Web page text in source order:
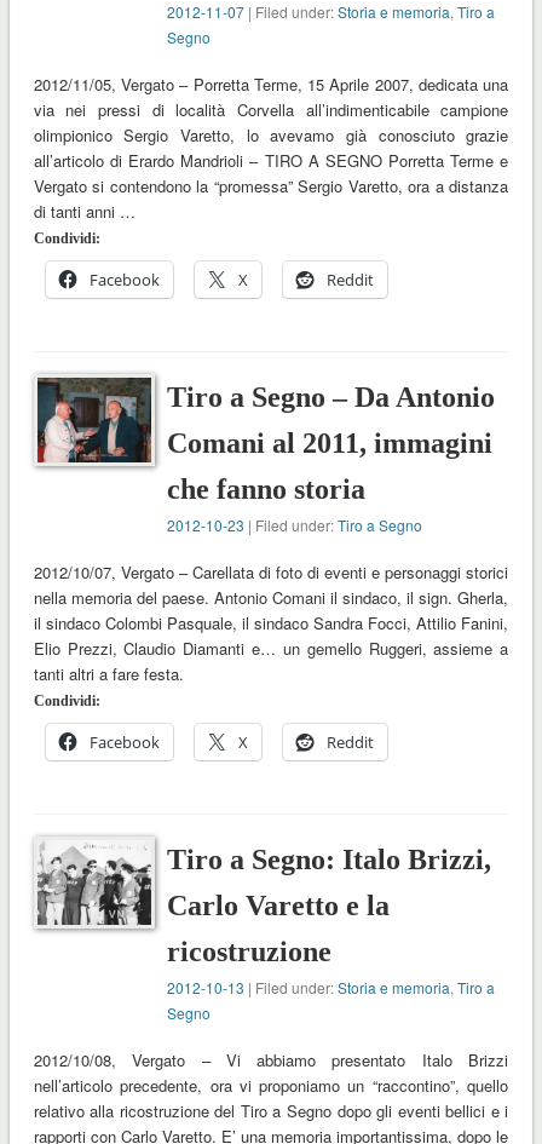
2012-11-07 | Filed under:Storia e memoria,Tiro a
Segno
2012/11/05, Vergato – Porretta Terme, 15 Aprile 2007, dedicata una
via nei pressi di località Corvella all’indimenticabile campione
olimpionico Sergio Varetto, lo avevamo già conosciuto grazie
all’articolo di Erardo Mandrioli – TIRO A SEGNO Porretta Terme e
Vergato si contendono la “promessa” Sergio Varetto, ora a distanza
di tanti anni …
Condividi:
Facebook X Reddit
Tiro a Segno – Da Antonio
Comani al 2011, immagini
che fanno storia
2012-10-23 | Filed under:Tiro a Segno
2012/10/07, Vergato – Carellata di foto di eventi e personaggi storici
nella memoria del paese. Antonio Comani il sindaco, il sign. Gherla,
il sindaco Colombi Pasquale, il sindaco Sandra Focci, Attilio Fanini,
Elio Prezzi, Claudio Diamanti e… un gemello Ruggeri, assieme a
tanti altri a fare festa.
Condividi:
Facebook X Reddit
Tiro a Segno: Italo Brizzi,
Carlo Varetto e la
ricostruzione
2012-10-13 | Filed under:Storia e memoria,Tiro a
Segno
2012/10/08, Vergato – Vi abbiamo presentato Italo Brizzi
nell’articolo precedente, ora vi proponiamo un “raccontino”, quello
relativo alla ricostruzione del Tiro a Segno dopo gli eventi bellici e i
rapporti con Carlo Varetto. E’ una memoria importantissima, dopo le